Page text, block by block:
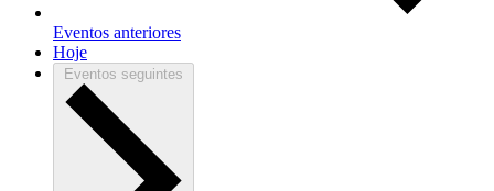
Eventos anteriores
Hoje
Eventos seguintes